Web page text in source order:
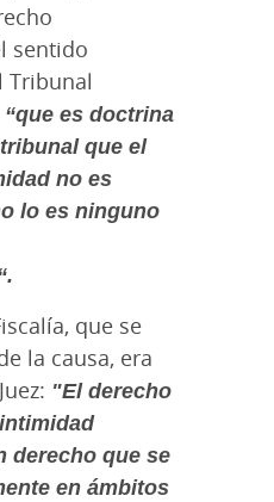
sentido
Tribunal
“que es doctrina
que el
no es
lo es ninguno
que se
la causa, era
"El derecho
derecho que se
en ámbitos